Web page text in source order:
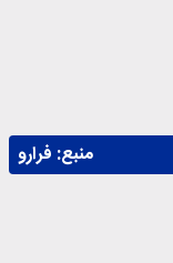
منبع: فرارو